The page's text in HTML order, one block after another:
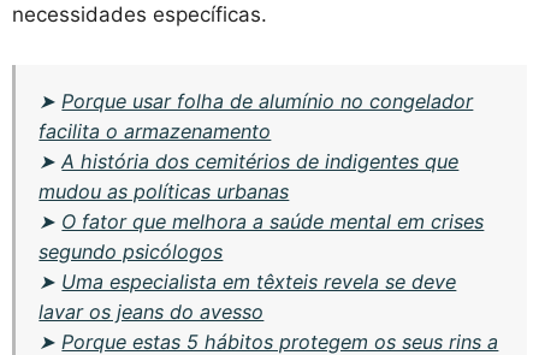
necessidades específicas.
➤ Porque usar folha de alumínio no congelador
facilita o armazenamento
➤A história dos cemitérios de indigentes que
mudou as políticas urbanas
➤ O fator que melhora a saúde mental em crises
segundo psicólogos
➤ Uma especialista em têxteis revela se deve
lavar os jeans do avesso
➤ Porque estas 5 hábitos protegem os seus rins a